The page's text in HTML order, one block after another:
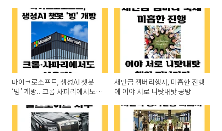
마이크로소프트, 생성AI 챗봇
‘빙’ 개방.. 크롬·사파리에서도
새만금 잼버리행사, 미흡한 진행
에 여야 서로 니탓내탓 공방